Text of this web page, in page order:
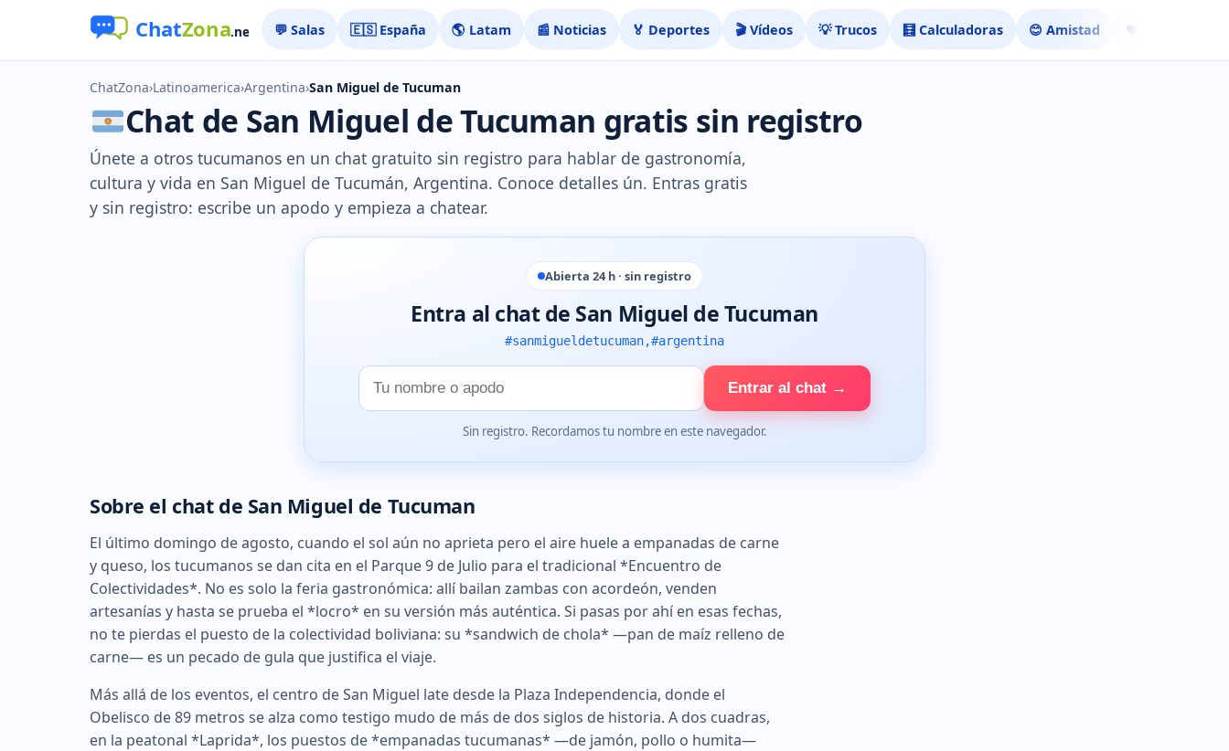
💬 Salas 🇪🇸 España 🌎 Latam 📰 Noticias 🏅 Deportes 🎬 Vídeos 💡 Trucos 🧮 Calculadoras 😊 Amistad ❤️ Ligar
ChatZona›Latinoamerica›Argentina›San Miguel de Tucuman
Chat de San Miguel de Tucuman gratis sin registro
Únete a otros tucumanos en un chat gratuito sin registro para hablar de gastronomía,
cultura y vida en San Miguel de Tucumán, Argentina. Conoce detalles ún. Entras gratis
y sin registro: escribe un apodo y empieza a chatear.
Abierta 24 h · sin registro
Entra al chat de San Miguel de Tucuman
#sanmigueldetucuman,#argentina
Tu
nombre
Entrar al chat →
Sin registro. Recordamos tu nombre en este navegador.
Sobre el chat de San Miguel de Tucuman
El último domingo de agosto, cuando el sol aún no aprieta pero el aire huele a empanadas de carne
y queso, los tucumanos se dan cita en el Parque 9 de Julio para el tradicional *Encuentro de
Colectividades*. No es solo la feria gastronómica: allí bailan zambas con acordeón, venden
artesanías y hasta se prueba el *locro* en su versión más auténtica. Si pasas por ahí en esas fechas,
no te pierdas el puesto de la colectividad boliviana: su *sandwich de chola* —pan de maíz relleno de
carne— es un pecado de gula que justifica el viaje.
Más allá de los eventos, el centro de San Miguel late desde la Plaza Independencia, donde el
Obelisco de 89 metros se alza como testigo mudo de más de dos siglos de historia. A dos cuadras,
en la peatonal *Laprida*, los puestos de *empanadas tucumanas* —de jamón, pollo o humita—